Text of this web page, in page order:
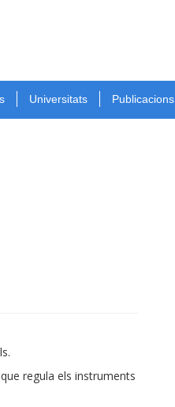
Universitats Publicacions
regula els instruments